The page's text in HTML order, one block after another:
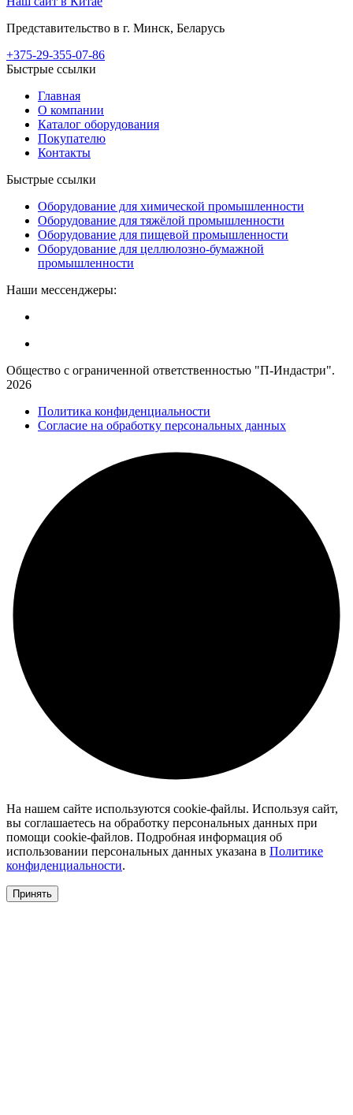
Представительство в г. Минск, Беларусь
+375-29-355-07-86
Быстрые ссылки
Главная
О компании
Каталог оборудования
Покупателю
Контакты
Быстрые ссылки
Оборудование для химической промышленности
Оборудование для тяжёлой промышленности
Оборудование для пищевой промышленности
Оборудование для целлюлозно-бумажной
промышленности
Наши мессенджеры:
Общество с ограниченной ответственностью "П-Индастри".
2026
Политика конфиденциальности
Согласие на обработку персональных данных
На нашем сайте используются cookie-файлы. Используя сайт,
вы соглашаетесь на обработку персональных данных при
помощи cookie-файлов. Подробная информация об
использовании персональных данных указана в Политике
конфиденциальности.
Принять